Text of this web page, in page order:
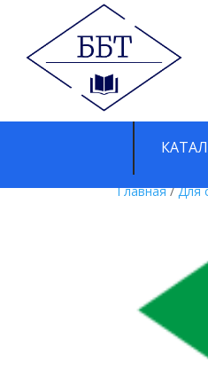
Главная/Для